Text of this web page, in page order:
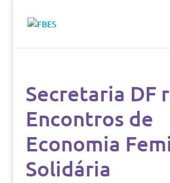
Secretaria DF
Encontros de
Economia
Solidária